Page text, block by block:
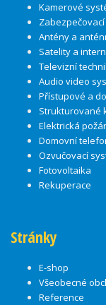
Kamerové
Antény a
Satelity a
Televizní
Audio video
Přístupové a
Strukturované
Elektrická
Domovní
Ozvučovací
Fotovoltaika
Rekuperace
Stránky
E-shop
Všeobecné
Reference